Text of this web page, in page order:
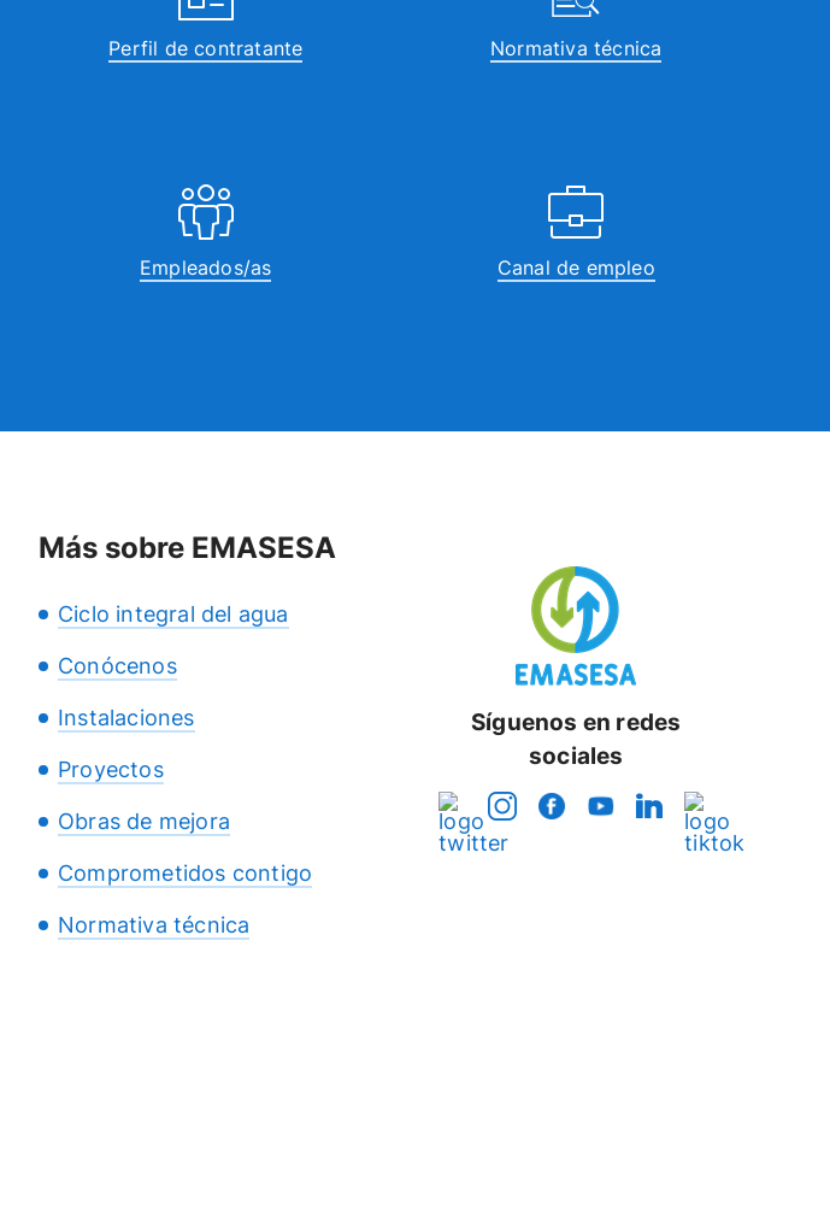
Perfil de contratante Normativa técnica
Empleados/as Canal de empleo
Más sobre EMASESA
Ciclo integral del agua
Conócenos
Instalaciones
Proyectos
Obras de mejora
Comprometidos contigo
Normativa técnica
Síguenos en redes
sociales